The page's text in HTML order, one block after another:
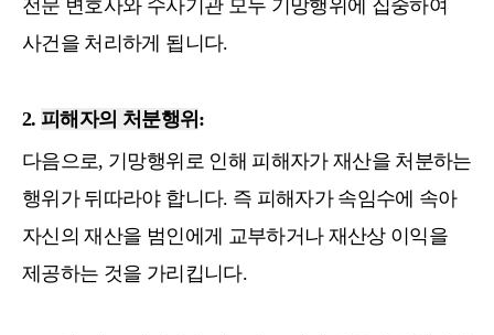
전문 변호사와 수사기관 모두 기망행위에 집중하여
사건을 처리하게 됩니다.
2. 피해자의 처분행위 :
다음으로, 기망행위로 인해 피해자가 재산을 처분하는
행위가 뒤따라야 합니다. 즉 피해자가 속임수에 속아
자신의 재산을 범인에게 교부하거나 재산상 이익을
제공하는 것을 가리킵니다.